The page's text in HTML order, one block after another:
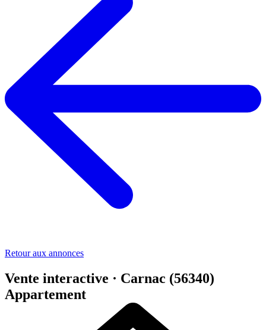
Retour aux annonces
Vente interactive · Carnac (56340)
Appartement